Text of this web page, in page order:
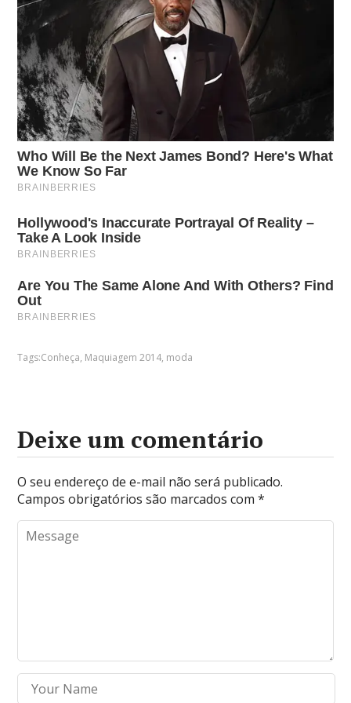
Tags:Conheça, Maquiagem 2014, moda
Deixe um comentário
O seu endereço de e-mail não será publicado.
Campos obrigatórios são marcados com*